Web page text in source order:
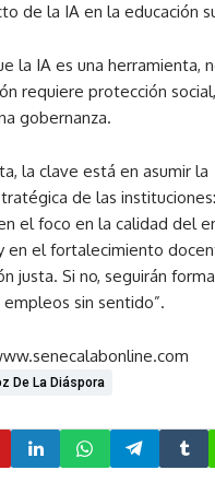
de la IA en la educación
la IA es una herramienta,
requiere protección social,
gobernanza.
la clave está en asumir la
de las instituciones:
el foco en la calidad del
en el fortalecimiento
justa. Si no, seguirán
sin sentido”.
De La Diáspora